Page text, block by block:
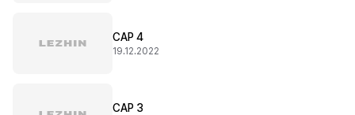
CAP 4
19.12.2022
CAP 3